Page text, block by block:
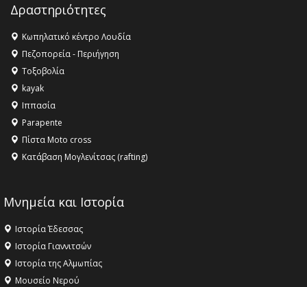
16:27 - Όλυμπος: Εντάχθηκε στον Κατάλογο Παγκόσμιας
Κληρονομιάς της UNESCO – Ομόφωνη η απόφαση Ο
Όλυμπος αναγνωρίστηκε ως φυσικό και πολιτιστικό
αγαθό εξέχουσας οικουμενικής αξίας για την
ανθρωπότητα
16:18 -
ΣΤΗΝ ΕΔΕΣΣΑ
Δραστηριότητες
Κωπηλατικό κέντρο Λουδία
Πεζοπορεία - Περιήγηση
Τοξοβολία
kayak
Ιππασία
Parapente
Πίστα Moto cross
Κατάβαση Μογλενίτσας (rafting)
Μνημεία και Ιστορία
Ιστορία Έδεσσας
Ιστορία Γιαννιτσών
Ιστορία της Αλμωπίας
Μουσείο Νερού